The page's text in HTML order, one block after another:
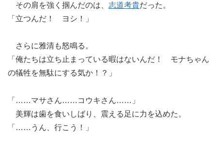
その肩を強く掴んだのは、 志道考貴だった。
「立つんだ！ ヨシ！」
さらに雅清も怒鳴る。
「俺たちは立ち止まっている暇はないんだ！ モナちゃん
の犠牲を無駄にする気か！？」
「……マサさん……コウキさん……」
美輝は歯を食いしばり、震える足に力を込めた。
「……うん、行こう！」